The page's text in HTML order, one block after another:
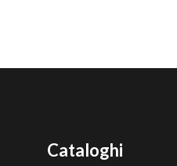
Cataloghi